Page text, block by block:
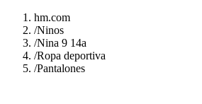
hm.com
/Ninos
/Nina 9 14a
/Ropa deportiva
/Pantalones